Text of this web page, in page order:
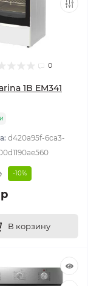
0
1B EM341
d420a95f-6ca3-
-10%
В корзину